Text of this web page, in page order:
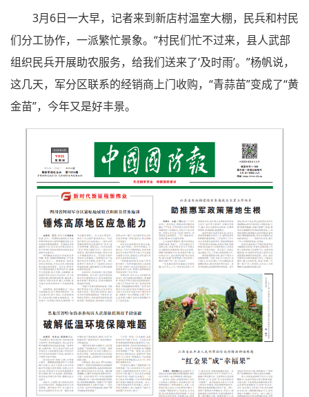
3月6日一大早，记者来到新店村温室大棚，民兵和村民
们分工协作，一派繁忙景象。“村民们忙不过来，县人武部
组织民兵开展助农服务，给我们送来了‘及时雨’。”杨帆说，
这几天，军分区联系的经销商上门收购，“青蒜苗”变成了“黄
金苗”，今年又是好丰景。